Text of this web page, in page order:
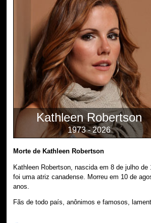
Kathleen Robertson
1973 - 2026
Morte de Kathleen Robertson
Kathleen Robertson, nascida em 8 de julho de
foi uma atriz canadense. Morreu em 10 de
anos.
Fãs de todo país, anônimos e famosos,